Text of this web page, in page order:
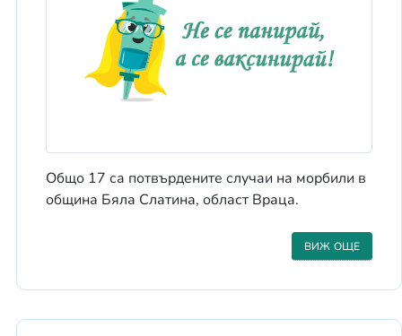
Общо 17 са потвърдените случаи на морбили в
община Бяла Слатина, област Враца.
ВИЖ ОЩЕ